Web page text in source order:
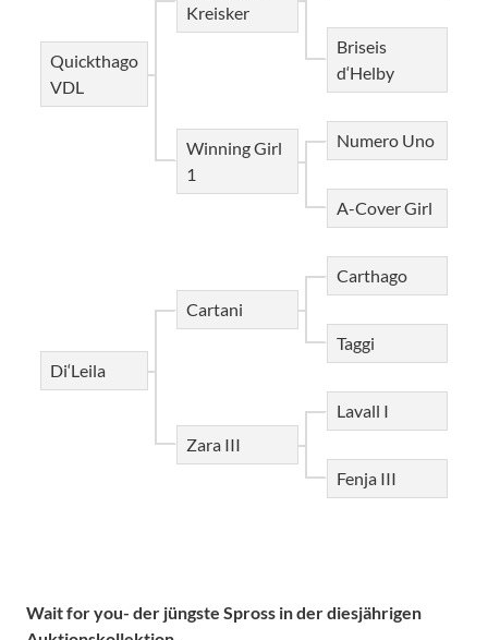
Quickthago
VDL
Di‘Leila
Kreisker
Winning Girl
1
Cartani
Zara III
Briseis
d‘Helby
Numero Uno
A-Cover Girl
Carthago
Taggi
Lavall I
Fenja III
Wait for you- der jüngste Spross in der diesjährigen